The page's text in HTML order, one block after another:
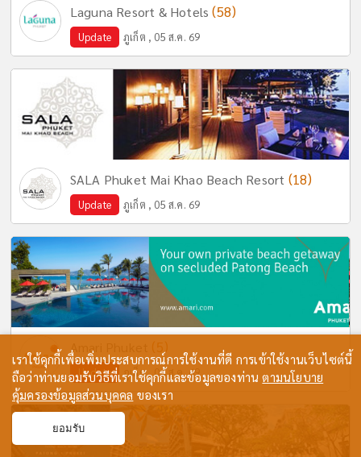
Laguna Resort & Hotels(58)
Update ภูเก็ต , 05 ส.ค. 69
SALA Phuket Mai Khao Beach Resort (18)
Update ภูเก็ต , 05 ส.ค. 69
Amari Phuket (5)
Update ภูเก็ต , 04 ส.ค. 69
เราใช้คุกกี้เพื่อเพิ่มประสบการณ์การใช้งานที่ดี การเข้าใช้งานเว็บไซต์นี้
ถือว่าท่านยอมรับวิธีที่เราใช้คุกกี้และข้อมูลของท่านตามนโยบาย
คุ้มครองข้อมูลส่วนบุคคล ของเรา
ยอมรับ